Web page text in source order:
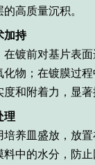
高质量沉积。
加持
在镀前对基片表
化物；在镀膜过
和附着力，显著
理
培养皿盛放，放
料中的水分，防